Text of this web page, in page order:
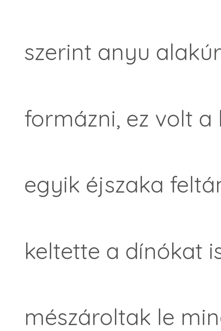
szerint anyu
formázni, ez volt a
egyik éjszaka
keltette a dínókat
mészároltak le